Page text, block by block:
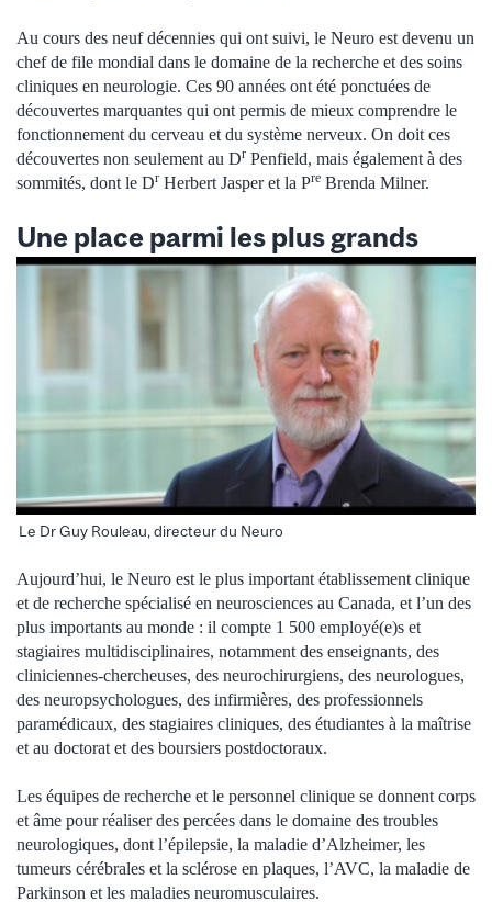
Au cours des neuf décennies qui ont suivi, le Neuro est devenu un
chef de file mondial dans le domaine de la recherche et des soins
cliniques en neurologie. Ces 90 années ont été ponctuées de
découvertes marquantes qui ont permis de mieux comprendre le
fonctionnement du cerveau et du système nerveux. On doit ces
découvertes non seulement au Dr Penfield, mais également à des
sommités, dont le Dr Herbert Jasper et la Pre Brenda Milner.
Une place parmi les plus grands
Le Dr Guy Rouleau, directeur du Neuro
Aujourd’hui, le Neuro est le plus important établissement clinique
et de recherche spécialisé en neurosciences au Canada, et l’un des
plus importants au monde : il compte 1 500 employé(e)s et
stagiaires multidisciplinaires, notamment des enseignants, des
cliniciennes-chercheuses, des neurochirurgiens, des neurologues,
des neuropsychologues, des infirmières, des professionnels
paramédicaux, des stagiaires cliniques, des étudiantes à la maîtrise
et au doctorat et des boursiers postdoctoraux.
Les équipes de recherche et le personnel clinique se donnent corps
et âme pour réaliser des percées dans le domaine des troubles
neurologiques, dont l’épilepsie, la maladie d’Alzheimer, les
tumeurs cérébrales et la sclérose en plaques, l’AVC, la maladie de
Parkinson et les maladies neuromusculaires.